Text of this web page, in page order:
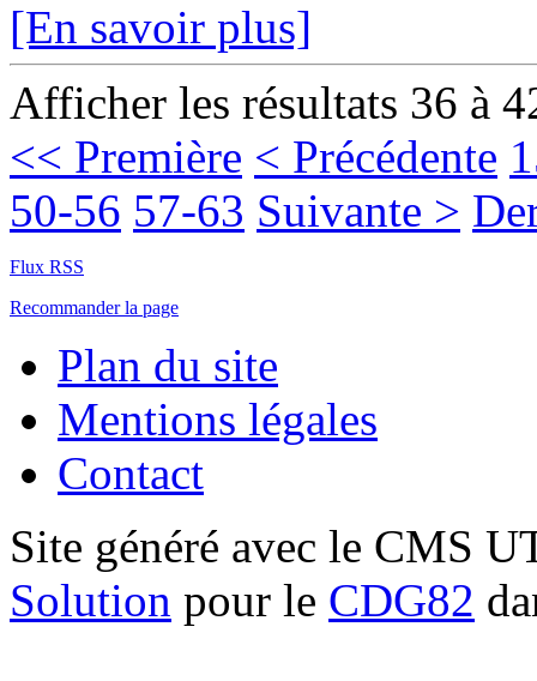
[En savoir plus]
Afficher les résultats 36 à
<< Première < Précédente
50-56 57-63 Suivante >
Flux RSS
Recommander la page
Plan du site
Mentions légales
Contact
Site généré avec le CMS
Solution pour le CDG82